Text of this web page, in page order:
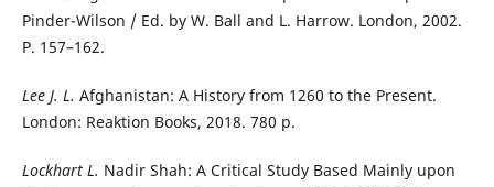
Pinder-Wilson / Ed. by W. Ball and L. Harrow. London, 2002.
P. 157–162.
Lee J. L. Afghanistan: A History from 1260 to the Present.
London: Reaktion Books, 2018. 780 p.
Lockhart L. Nadir Shah: A Critical Study Based Mainly upon